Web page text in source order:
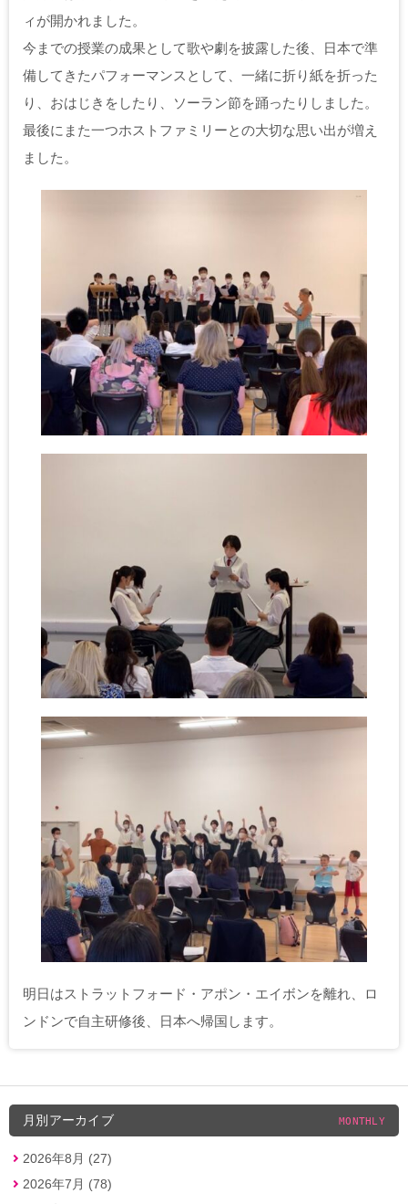
ィが開かれました。
今までの授業の成果として歌や劇を披露した後、日本で準
備してきたパフォーマンスとして、一緒に折り紙を折った
り、おはじきをしたり、ソーラン節を踊ったりしました。
最後にまた一つホストファミリーとの大切な思い出が増え
ました。
明日はストラットフォード・アポン・エイボンを離れ、ロ
ンドンで自主研修後、日本へ帰国します。
月別アーカイブ MONTHLY
2026年8月 (27)
2026年7月 (78)